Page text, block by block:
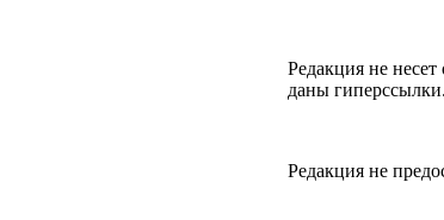
Редакция не
даны гиперссылки.
Редакция не